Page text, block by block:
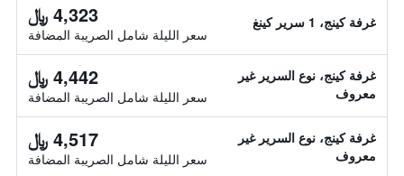
غرفة كينج، 1 سرير كينغ 4,323 ﷼
سعر الليلة شامل الصريبة المضافة
غرفة كينج، نوع السرير غير
معروف
4,442 ﷼
سعر الليلة شامل الصريبة المضافة
غرفة كينج، نوع السرير غير
معروف
4,517 ﷼
سعر الليلة شامل الصريبة المضافة